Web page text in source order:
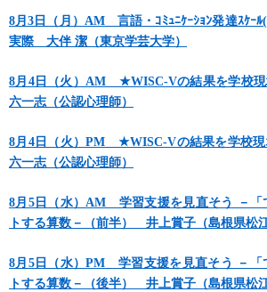
8月3日（月）AM 言語・ｺﾐｭﾆｹｰｼｮﾝ発達ｽｹｰ
実際 大伴 潔（東京学芸大学）
8月4日（火）AM ★WISC-Vの結果を学校
六一志（公認心理師）
8月4日（火）PM ★WISC-Vの結果を学校
六一志（公認心理師）
8月5日（水）AM 学習支援を見直そう －「
トする算数－（前半） 井上賞子（島根県松
8月5日（水）PM 学習支援を見直そう －「
トする算数－（後半） 井上賞子（島根県松